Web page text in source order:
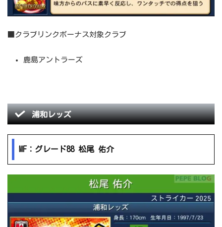
■クラブリンクボーナス対象クラブ
鹿島アントラーズ
浦和レッズ
MF：グレード88 松尾 佑介